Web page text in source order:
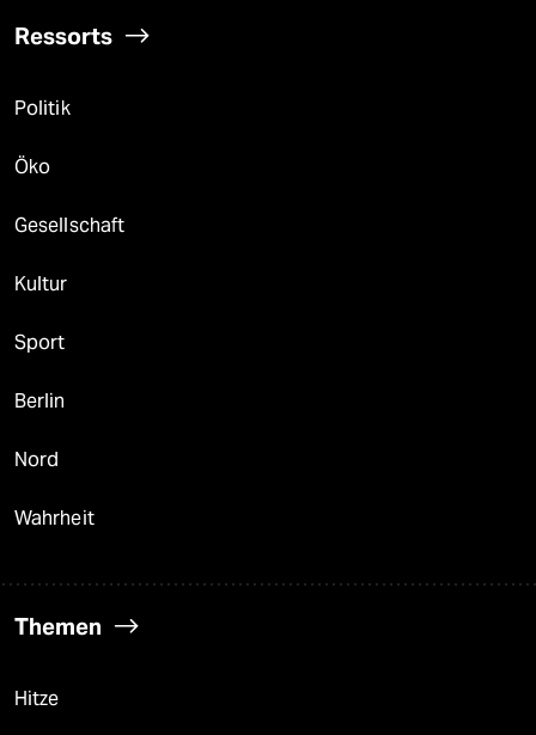
Ressorts
Politik
Öko
Gesellschaft
Kultur
Sport
Berlin
Nord
Wahrheit
Themen
Hitze